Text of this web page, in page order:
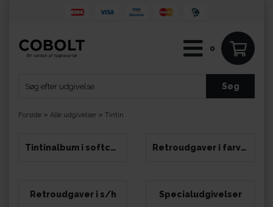
0
Forside » Alle udgivelser » Tintin
Tintinalbum i softcover Retroudgaver i farver
Retroudgaver i s/h Specialudgivelser